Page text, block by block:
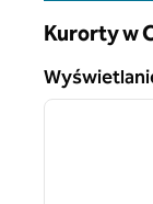
Kurorty w
Wyświetlanie
1 z 12